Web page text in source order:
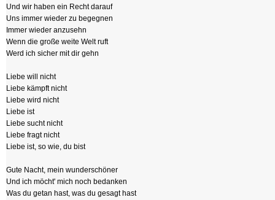
Und wir haben ein Recht darauf
Uns immer wieder zu begegnen
Immer wieder anzusehn
Wenn die große weite Welt ruft
Werd ich sicher mit dir gehn
Liebe will nicht
Liebe kämpft nicht
Liebe wird nicht
Liebe ist
Liebe sucht nicht
Liebe fragt nicht
Liebe ist, so wie, du bist
Gute Nacht, mein wunderschöner
Und ich möcht' mich noch bedanken
Was du getan hast, was du gesagt hast